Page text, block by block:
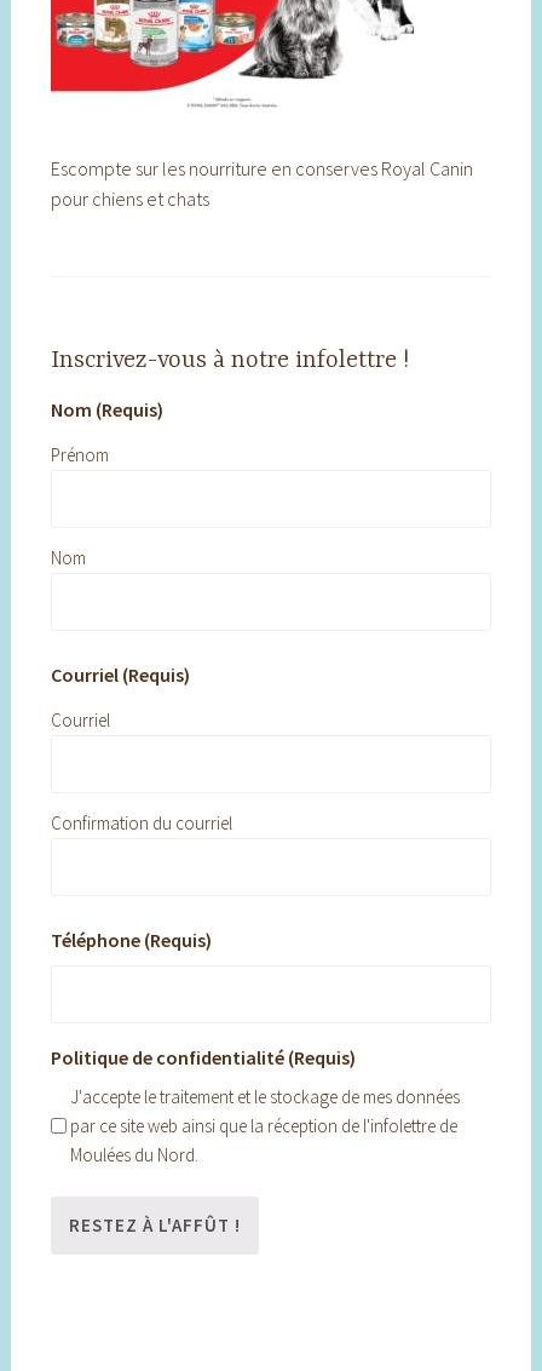
Escompte sur les nourriture en conserves Royal Canin
pour chiens et chats
Inscrivez-vous à notre infolettre !
Nom (Requis)
Prénom
Nom
Courriel (Requis)
Courriel
Confirmation du courriel
Téléphone (Requis)
Politique de confidentialité (Requis)
J'accepte le traitement et le stockage de mes données
par ce site web ainsi que la réception de l'infolettre de
Moulées du Nord.